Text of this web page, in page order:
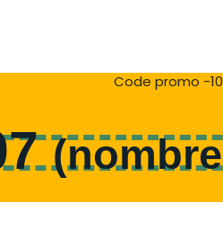
Code promo -10
(